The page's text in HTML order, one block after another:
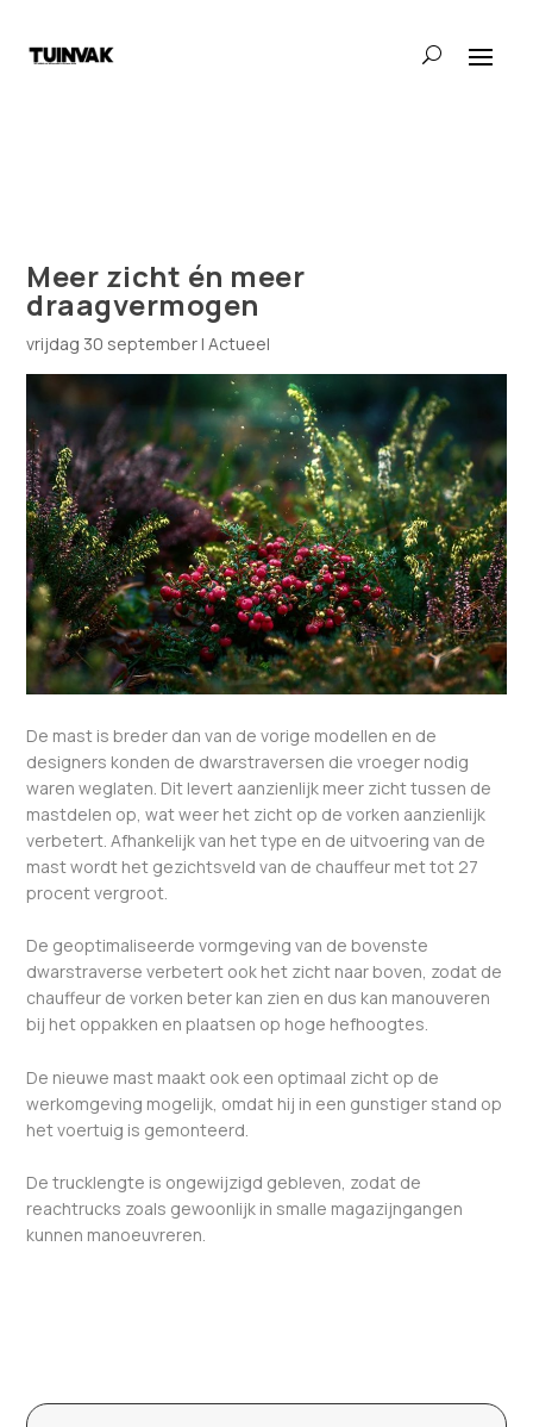
Meer zicht én meer
draagvermogen
vrijdag 30 september |Actueel
De mast is breder dan van de vorige modellen en de
designers konden de dwarstraversen die vroeger nodig
waren weglaten. Dit levert aanzienlijk meer zicht tussen de
mastdelen op, wat weer het zicht op de vorken aanzienlijk
verbetert. Afhankelijk van het type en de uitvoering van de
mast wordt het gezichtsveld van de chauffeur met tot 27
procent vergroot.
De geoptimaliseerde vormgeving van de bovenste
dwarstraverse verbetert ook het zicht naar boven, zodat de
chauffeur de vorken beter kan zien en dus kan manouveren
bij het oppakken en plaatsen op hoge hefhoogtes.
De nieuwe mast maakt ook een optimaal zicht op de
werkomgeving mogelijk, omdat hij in een gunstiger stand op
het voertuig is gemonteerd.
De trucklengte is ongewijzigd gebleven, zodat de
reachtrucks zoals gewoonlijk in smalle magazijngangen
kunnen manoeuvreren.